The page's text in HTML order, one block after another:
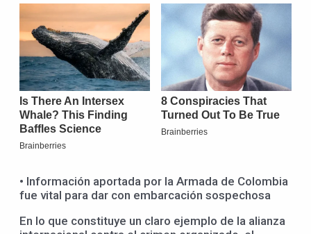
• Información aportada por la Armada de Colombia
fue vital para dar con embarcación sospechosa
En lo que constituye un claro ejemplo de la alianza